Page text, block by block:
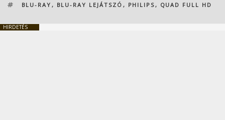
CÍMKÉK
BLU-RAY , BLU-RAY LEJÁTSZÓ , PHILIPS, QUAD FULL HD
HIRDETÉS